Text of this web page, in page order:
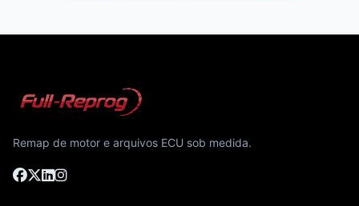
Remap de motor e arquivos ECU sob medida.